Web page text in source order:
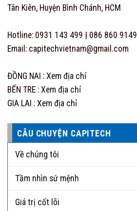
Tân Kiên, Huyện Bình Chánh, HCM
Hotline: 0931 143 499 | 086 860 9149
Email: capitechvietnam@gmail.com
ĐỒNG NAI : Xem địa chỉ
BẾN TRE : Xem địa chỉ
GIA LAI : Xem địa chỉ
CÂU CHUYỆN CAPITECH
Về chúng tôi
Tầm nhìn sứ mệnh
Giá trị cốt lõi